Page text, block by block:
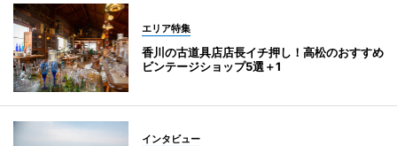
エリア特集
香川の古道具店店長イチ押し！高松のおすすめ
ビンテージショップ5選＋1
インタビュー